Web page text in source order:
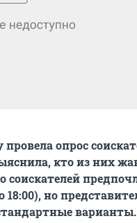
опрос
кто из них
соискателей
18:00), но
варианты.